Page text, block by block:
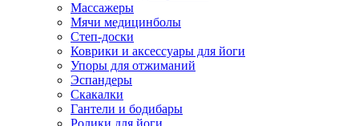
Массажеры
Мячи медицинболы
Степ-доски
Коврики и аксессуары для йоги
Упоры для отжиманий
Эспандеры
Скакалки
Гантели и бодибары
Ролики для йоги